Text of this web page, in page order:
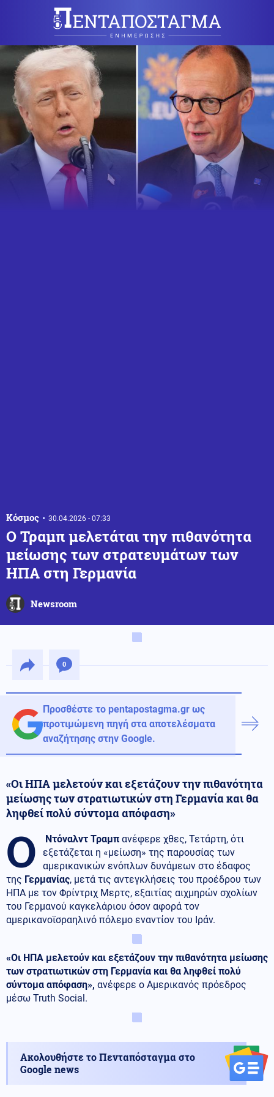
Κόσμος 30.04.2026 - 07:33
Ο Τραμπ μελετάται την πιθανότητα
μείωσης των στρατευμάτων των
ΗΠΑ στη Γερμανία
Newsroom
0
Προσθέστε το pentapostagma.gr ως
προτιμώμενη πηγή στα αποτελέσματα
αναζήτησης στην Google.
«Οι ΗΠΑ μελετούν και εξετάζουν την πιθανότητα
μείωσης των στρατιωτικών στη Γερμανία και θα
ληφθεί πολύ σύντομα απόφαση»
Ο Ντόναλντ Τραμπ ανέφερε χθες, Τετάρτη, ότι
εξετάζεται η «μείωση» της παρουσίας των
αμερικανικών ενόπλων δυνάμεων στο έδαφος
της Γερμανίας, μετά τις αντεγκλήσεις του προέδρου των
ΗΠΑ με τον Φρίντριχ Μερτς, εξαιτίας αιχμηρών σχολίων
του Γερμανού καγκελάριου όσον αφορά τον
αμερικανοϊσραηλινό πόλεμο εναντίον του Ιράν.
«Οι ΗΠΑ μελετούν και εξετάζουν την πιθανότητα μείωσης
των στρατιωτικών στη Γερμανία και θα ληφθεί πολύ
σύντομα απόφαση», ανέφερε ο Αμερικανός πρόεδρος
μέσω Truth Social.
Ακολουθήστε το Πενταπόσταγμα στο
Google news